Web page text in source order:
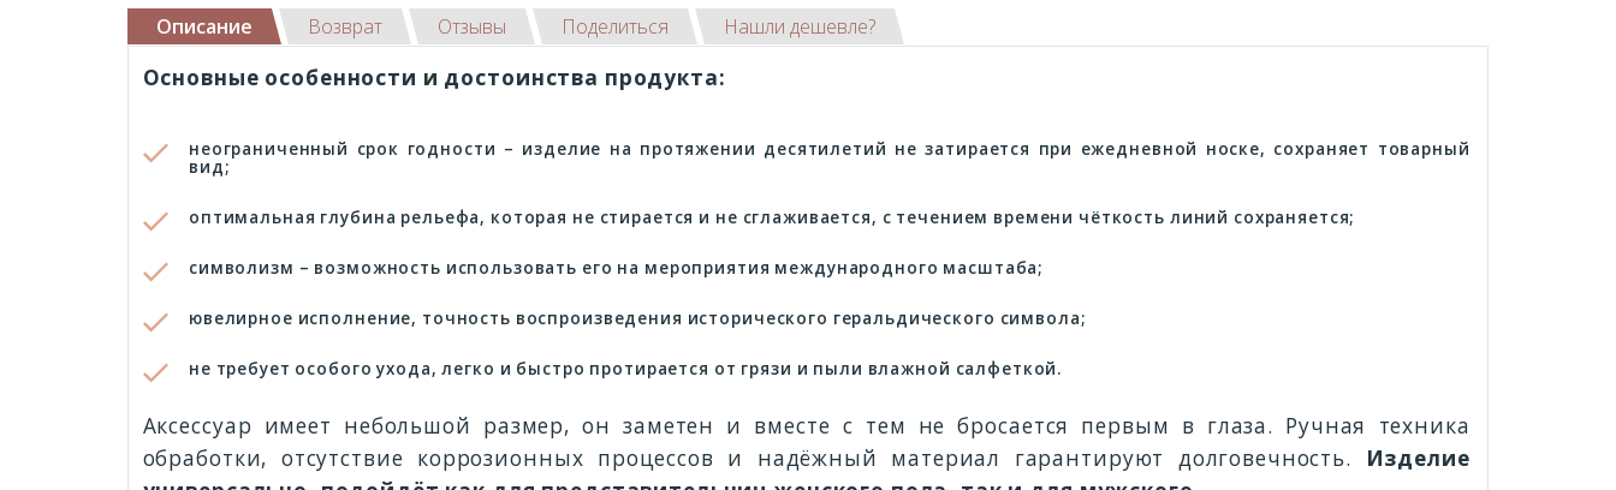
Описание Возврат Отзывы Поделиться Нашли дешевле?
Основные особенности и достоинства продукта:
неограниченный срок годности – изделие на протяжении десятилетий не затирается при ежедневной носке, сохраняет товарный
вид;
оптимальная глубина рельефа, которая не стирается и не сглаживается, с течением времени чёткость линий сохраняется;
символизм – возможность использовать его на мероприятия международного масштаба;
ювелирное исполнение, точность воспроизведения исторического геральдического символа;
не требует особого ухода, легко и быстро протирается от грязи и пыли влажной салфеткой.
Аксессуар имеет небольшой размер, он заметен и вместе с тем не бросается первым в глаза. Ручная техника
обработки, отсутствие коррозионных процессов и надёжный материал гарантируют долговечность.
Изделие